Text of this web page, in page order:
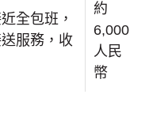
全包班，
服務，收
約
6,000
人民
幣